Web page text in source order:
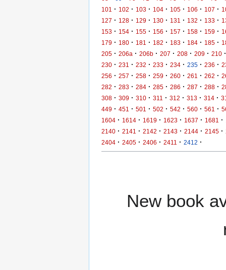
101
· 102 · 103 · 104 · 105 · 106 · 107 ·
127 · 128 · 129 · 130 · 131 · 132 · 133 ·
153 · 154 · 155 · 156 · 157 · 158 · 159 ·
179 · 180 · 181 · 182 · 183 · 184 · 185 ·
205 · 206a · 206b · 207 · 208 · 209 · 210 ·
230 · 231 · 232 · 233 · 234 · 235 · 236 ·
256 · 257 · 258 · 259 · 260 · 261 · 262 ·
282 · 283 · 284 · 285 · 286 · 287 · 288 ·
308 · 309 · 310 · 311 · 312 · 313 · 314 ·
449 · 451 · 501 · 502 · 542 · 560 · 561 ·
1604 · 1614 · 1619 · 1623 · 1637 · 1681 ·
2140 · 2141 · 2142 · 2143 · 2144 · 2145 ·
2404 · 2405 · 2406 · 2411 · 2412 ·
New book